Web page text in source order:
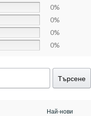
0%
0%
0%
0%
Търсене